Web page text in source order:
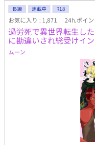
長編 連載中 R18
お気に入り : 1,871 24h.ポイン
過労死で異世界転生し
に勘違いされ総受けイ
ムーン